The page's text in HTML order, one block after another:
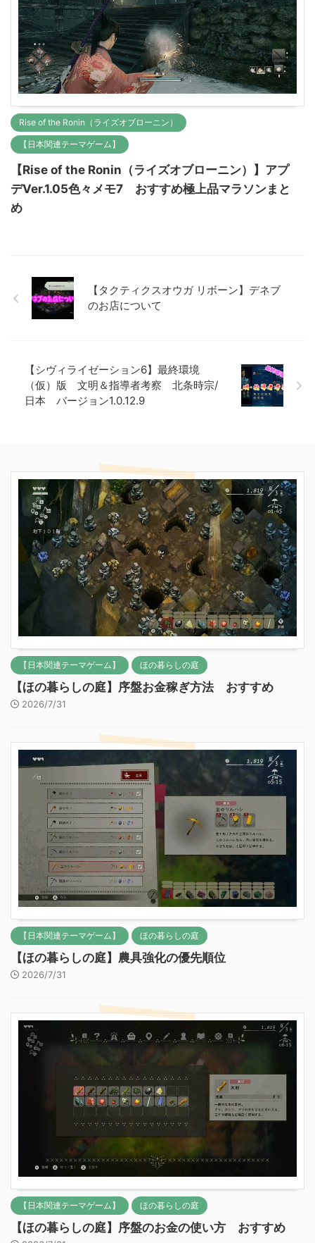
Rise of the Ronin（ライズオブローニン）
【日本関連テーマゲーム】
【Rise of the Ronin（ライズオブローニン）】アプ
デVer.1.05色々メモ7 おすすめ極上品マラソンまと
め
【タクティクスオウガ リボーン】デネブ
のお店について
【シヴィライゼーション6】最終環境
（仮）版 文明＆指導者考察 北条時宗/
日本 バージョン1.0.12.9
【日本関連テーマゲーム】 ほの暮らしの庭
【ほの暮らしの庭】序盤お金稼ぎ方法 おすすめ
2026/7/31
【日本関連テーマゲーム】 ほの暮らしの庭
【ほの暮らしの庭】農具強化の優先順位
2026/7/31
【日本関連テーマゲーム】 ほの暮らしの庭
【ほの暮らしの庭】序盤のお金の使い方 おすすめ